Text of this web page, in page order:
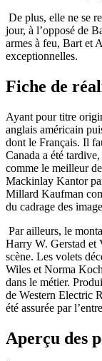
De plus, elle ne se
jour, à l’opposé de
armes à feu, Bart et
exceptionnelles.
Fiche de
Ayant pour titre
anglais américain
dont le Français. Il
Canada a été
comme le meilleur
Mackinlay Kantor
Millard Kaufman
du cadrage des
Par ailleurs, le
Harry W. Gerstad et
scène. Les volets
Wiles et Norma
dans le métier.
de Western Electric
été assurée par
Aperçu des